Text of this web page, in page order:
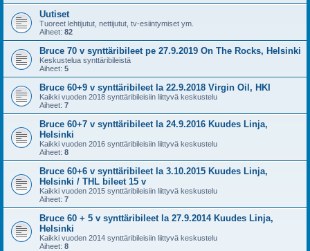
Uutiset
Tuoreet lehtijutut, nettijutut, tv-esiintymiset ym.
Aiheet: 82
Bruce 70 v synttäribileet pe 27.9.2019 On The Rocks, Helsinki
Keskustelua synttäribileistä
Aiheet: 5
Bruce 60+9 v synttäribileet la 22.9.2018 Virgin Oil, HKI
Kaikki vuoden 2018 synttäribileisiin liittyvä keskustelu
Aiheet: 7
Bruce 60+7 v synttäribileet la 24.9.2016 Kuudes Linja,
Helsinki
Kaikki vuoden 2016 synttäribileisiin liittyvä keskustelu
Aiheet: 8
Bruce 60+6 v synttäribileet la 3.10.2015 Kuudes Linja,
Helsinki / THL bileet 15 v
Kaikki vuoden 2015 synttäribileisiin liittyvä keskustelu
Aiheet: 7
Bruce 60 + 5 v synttäribileet la 27.9.2014 Kuudes Linja,
Helsinki
Kaikki vuoden 2014 synttäribileisiin liittyvä keskustelu
Aiheet: 8